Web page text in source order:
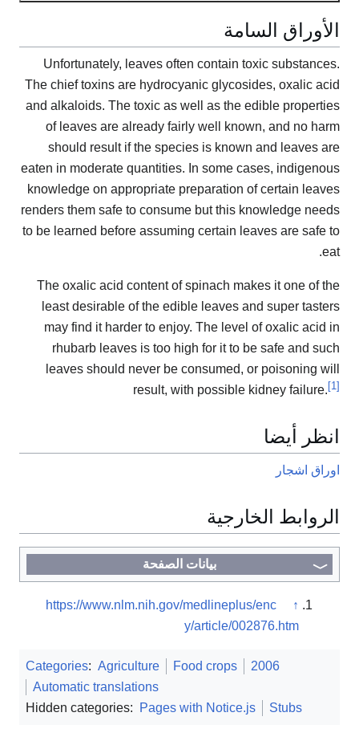
الأوراق السامة
Unfortunately, leaves often contain toxic substances.
The chief toxins are hydrocyanic glycosides, oxalic acid
and alkaloids. The toxic as well as the edible properties
of leaves are already fairly well known, and no harm
should result if the species is known and leaves are
eaten in moderate quantities. In some cases, indigenous
knowledge on appropriate preparation of certain leaves
renders them safe to consume but this knowledge needs
to be learned before assuming certain leaves are safe to
eat.
The oxalic acid content of spinach makes it one of the
least desirable of the edible leaves and super tasters
may find it harder to enjoy. The level of oxalic acid in
rhubarb leaves is too high for it to be safe and such
leaves should never be consumed, or poisoning will
result, with possible kidney failure.[1]
انظر أيضا
اوراق اشجار
الروابط الخارجية
بيانات الصفحة
↑
https://www.nlm.nih.gov/medlineplus/enc
y/article/002876.htm
Categories: Agriculture Food crops
2006
Automatic translations
Hidden categories:
Pages with Notice.js Stubs